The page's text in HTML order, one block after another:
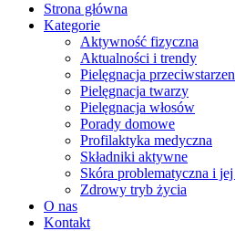
Strona główna
Kategorie
Aktywność fizyczna
Aktualności i trendy
Pielęgnacja
Pielęgnacja twarzy
Pielęgnacja włosów
Porady domowe
Profilaktyka medyczna
Składniki aktywne
Skóra problematyczna i
Zdrowy tryb życia
O nas
Kontakt